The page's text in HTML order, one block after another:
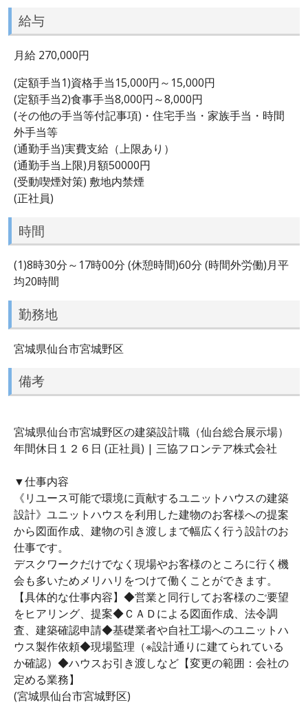
給与
月給 270,000円
(定額手当1)資格手当15,000円～15,000円
(定額手当2)食事手当8,000円～8,000円
(その他の手当等付記事項)・住宅手当・家族手当・時間
外手当等
(通勤手当)実費支給（上限あり）
(通勤手当上限)月額50000円
(受動喫煙対策) 敷地内禁煙
(正社員)
時間
(1)8時30分～17時00分 (休憩時間)60分 (時間外労働)月平
均20時間
勤務地
宮城県仙台市宮城野区
備考
宮城県仙台市宮城野区の建築設計職（仙台総合展示場）
年間休日１２６日 (正社員) | 三協フロンテア株式会社
▼仕事内容
《リユース可能で環境に貢献するユニットハウスの建築
設計》ユニットハウスを利用した建物のお客様への提案
から図面作成、建物の引き渡しまで幅広く行う設計のお
仕事です。
デスクワークだけでなく現場やお客様のところに行く機
会も多いためメリハリをつけて働くことができます。
【具体的な仕事内容】◆営業と同行してお客様のご要望
をヒアリング、提案◆ＣＡＤによる図面作成、法令調
査、建築確認申請◆基礎業者や自社工場へのユニットハ
ウス製作依頼◆現場監理（※設計通りに建てられている
か確認）◆ハウスお引き渡しなど【変更の範囲：会社の
定める業務】
(宮城県仙台市宮城野区)